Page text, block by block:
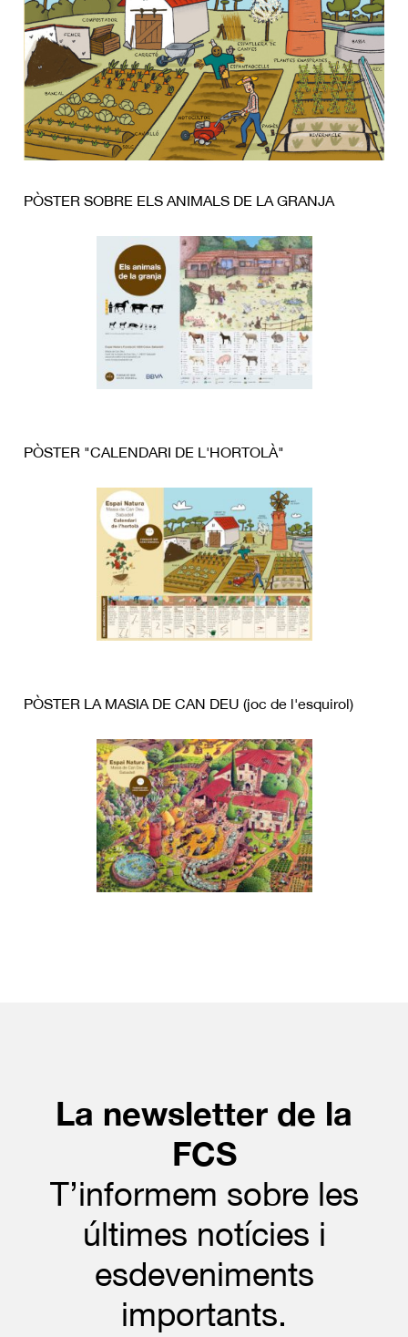
PÒSTER SOBRE ELS ANIMALS DE LA GRANJA
PÒSTER "CALENDARI DE L'HORTOLÀ"
PÒSTER LA MASIA DE CAN DEU (joc de l'esquirol)
La newsletter de la
FCS
T’informem sobre les
últimes notícies i
esdeveniments
importants.